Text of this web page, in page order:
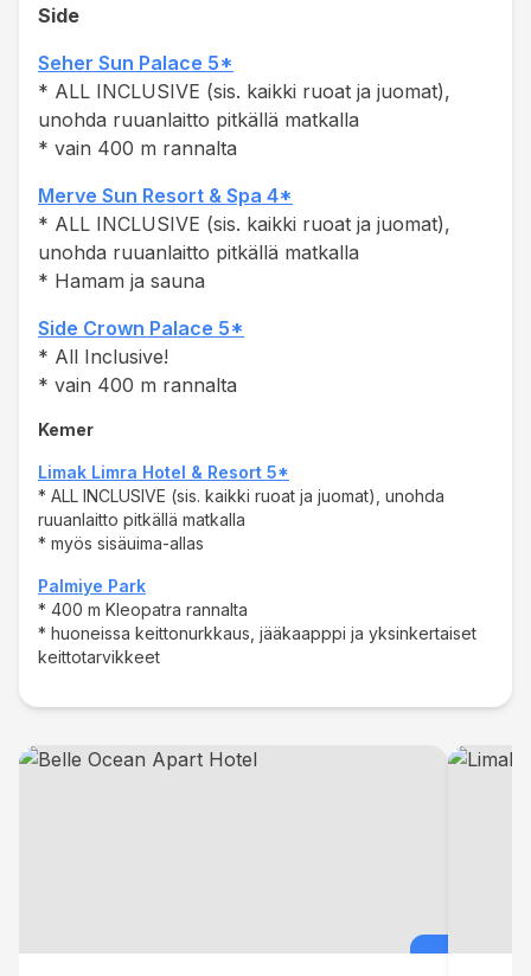
Side
Seher Sun Palace 5*
* ALL INCLUSIVE (sis. kaikki ruoat ja juomat),
unohda ruuanlaitto pitkällä matkalla
* vain 400 m rannalta
Merve Sun Resort & Spa 4*
* ALL INCLUSIVE (sis. kaikki ruoat ja juomat),
unohda ruuanlaitto pitkällä matkalla
* Hamam ja sauna
Side Crown Palace 5*
* All Inclusive!
* vain 400 m rannalta
Kemer
Limak Limra Hotel & Resort 5*
* ALL INCLUSIVE (sis. kaikki ruoat ja juomat), unohda
ruuanlaitto pitkällä matkalla
* myös sisäuima-allas
Palmiye Park
* 400 m Kleopatra rannalta
* huoneissa keittonurkkaus, jääkaapppi ja yksinkertaiset
keittotarvikkeet